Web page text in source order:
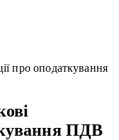
про оподаткування
ПДВ